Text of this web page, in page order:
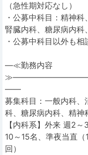
（急性期対応なし）
・公募中科目：精神
腎臓内科、糖尿病内科
・公募中科目以外も相
―≪勤務内容
――
募集科目：一般内科、
科、糖尿病内科、精神
【内科系】外来 週2
10～15名、準夜当直
回）